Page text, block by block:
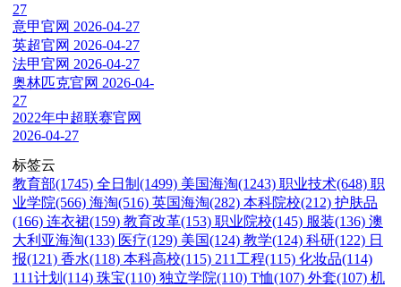
27
意甲官网 2026-04-27
英超官网 2026-04-27
法甲官网 2026-04-27
奥林匹克官网 2026-04-
27
2022年中超联赛官网
2026-04-27
标签云
教育部(1745) 全日制(1499) 美国海淘(1243) 职业技术(648) 职
业学院(566) 海淘(516) 英国海淘(282) 本科院校(212) 护肤品
(166) 连衣裙(159) 教育改革(153) 职业院校(145) 服装(136) 澳
大利亚海淘(133) 医疗(129) 美国(124) 教学(124) 科研(122) 日
报(121) 香水(118) 本科高校(115) 211工程(115) 化妆品(114)
111计划(114) 珠宝(110) 独立学院(110) T恤(107) 外套(107) 机